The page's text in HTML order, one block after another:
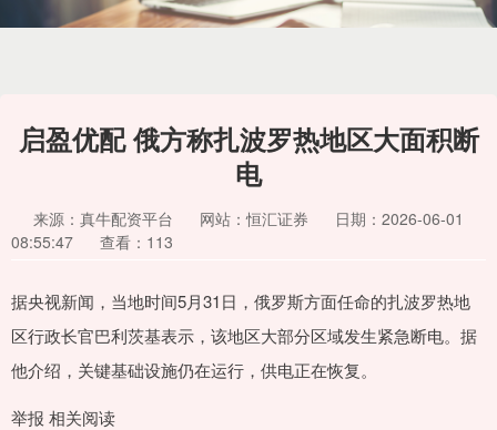
启盈优配 俄方称扎波罗热地区大面积断
电
来源：真牛配资平台 网站：恒汇证券
日期：2026-06-01
08:55:47
查看：113
据央视新闻，当地时间5月31日，俄罗斯方面任命的扎波罗热地
区行政长官巴利茨基表示，该地区大部分区域发生紧急断电。据
他介绍，关键基础设施仍在运行，供电正在恢复。
举报 相关阅读